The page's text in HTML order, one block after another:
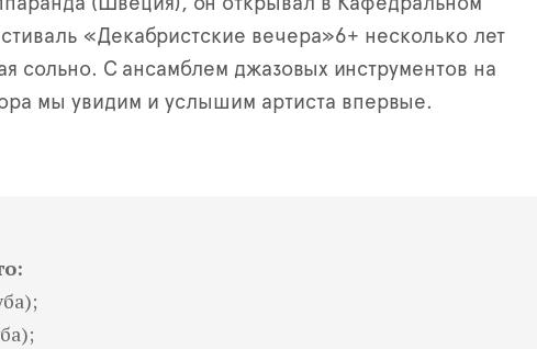
(Швеция), он открывал в Кафедральном
«Декабристские вечера»6+ несколько лет
сольно. С ансамблем джазовых инструментов на
мы увидим и услышим артиста впервые.